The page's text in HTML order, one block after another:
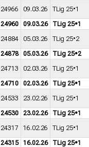
24966 09.03.26 TLig 25•1
24960
09.03.26 TLig 25•1
24884 05.03.26 TLig 25•2
24878
05.03.26 TLig 25•2
24713 02.03.26 TLig 25•1
24710
02.03.26 TLig 25•1
24533 23.02.26 TLig 25•1
24530
23.02.26 TLig 25•1
24317 16.02.26 TLig 25•1
24315
16.02.26 TLig 25•1